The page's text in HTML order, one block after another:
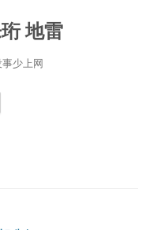
地雷
少上网